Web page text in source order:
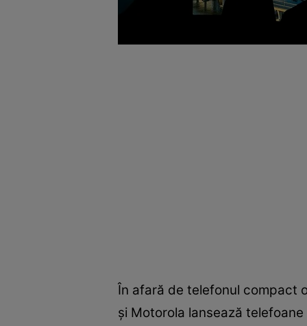
În afară de telefonul compact
și Motorola lansează